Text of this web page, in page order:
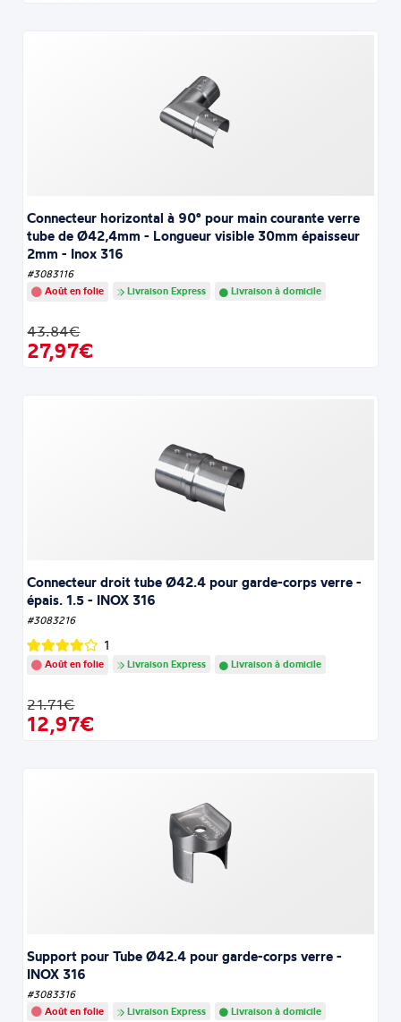
Connecteur horizontal à 90° pour main courante verre
tube de Ø42,4mm - Longueur visible 30mm épaisseur
2mm - Inox 316
#3083116
Août en folie
Livraison Express Livraison à domicile
43.84€
27,97€
Connecteur droit tube Ø42.4 pour garde-corps verre -
épais. 1.5 - INOX 316
#3083216
1
Août en folie Livraison Express Livraison à domicile
21.71€
12,97€
Support pour Tube Ø42.4 pour garde-corps verre -
INOX 316
#3083316
Août en folie
Livraison Express Livraison à domicile